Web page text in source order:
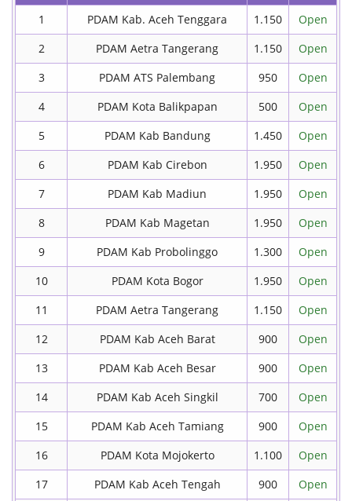
1 PDAM Kab. Aceh Tenggara 1.150
Open
2
PDAM Aetra Tangerang 1.150
Open
3
PDAM ATS Palembang 950
Open
4
PDAM Kota Balikpapan 500
Open
5
PDAM Kab Bandung 1.450
Open
6
PDAM Kab Cirebon 1.950
Open
7
PDAM Kab Madiun 1.950
Open
8
PDAM Kab Magetan 1.950
Open
9
PDAM Kab Probolinggo 1.300
Open
10
PDAM Kota Bogor 1.950
Open
11
PDAM Aetra Tangerang 1.150
Open
12
PDAM Kab Aceh Barat 900
Open
13
PDAM Kab Aceh Besar 900
Open
14
PDAM Kab Aceh Singkil 700
Open
15
PDAM Kab Aceh Tamiang 900
Open
16
PDAM Kota Mojokerto 1.100
Open
17
PDAM Kab Aceh Tengah 900
Open